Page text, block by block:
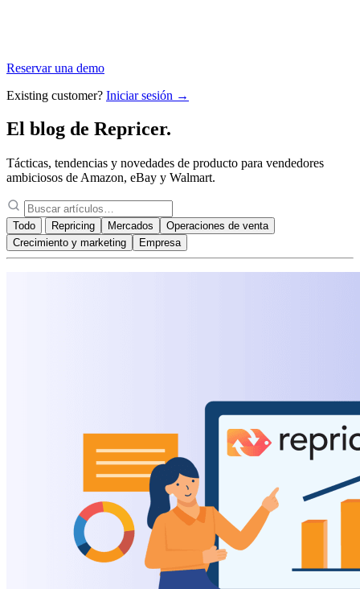
Reservar una demo
Existing customer? Iniciar sesión →
El blog de Repricer.
Tácticas, tendencias y novedades de producto para vendedores
ambiciosos de Amazon, eBay y Walmart.
Todo Repricing Mercados
Operaciones de venta
Crecimiento y marketing
Empresa